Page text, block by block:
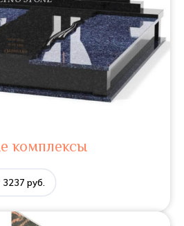
комплексы
3237 руб.